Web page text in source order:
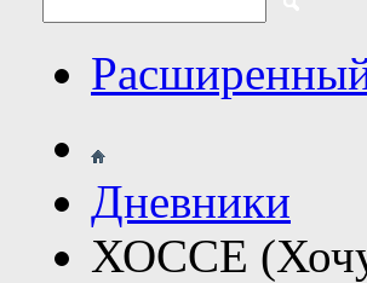
Дневники
ХОССЕ